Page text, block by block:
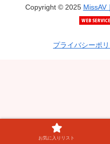
Copyright © 2025 MissAV
プライバシーポ
お気に入りリスト